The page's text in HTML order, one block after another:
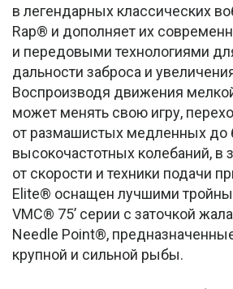
в легендарных классических
Rap® и дополняет их
и передовыми технологиями
дальности заброса и
Воспроизводя движения
может менять свою игру,
от размашистых медленных до
высокочастотных колебаний, в
от скорости и техники подачи
Elite® оснащен лучшими
VMC® 75’ серии с заточкой
Needle Point®,
крупной и сильной рыбы.